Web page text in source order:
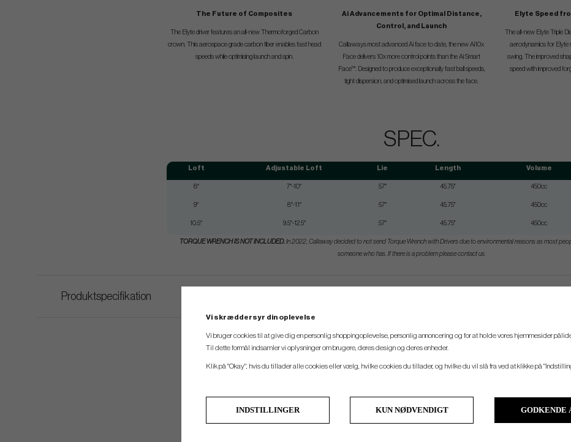
The Future of Composites
The Elyte driver features an all-new Thermoforged Carbon
crown. This aerospace grade carbon fiber enables fast head
speeds while optimising launch and spin.
Ai Advancements for Optimal Distance,
Control, and Launch
Callaways most advanced Ai face to date, the new Ai10x
Face delivers 10x more control points than the Ai Smart
Face™. Designed to produce exceptionally fast ball speeds,
tight dispersion, and optimised launch across the face.
Elyte Speed
The all-new Elyte Triple
aerodynamics for Elyte
swing. The improved
speed with improved
SPEC.
Loft Adjustable Loft Lie Length Volume
8° 7°-10° 57° 45.75" 450cc
9° 8°-11° 57° 45.75" 450cc
10.5° 9.5°-12.5° 57° 45.75" 450cc
TORQUE WRENCH IS NOT INCLUDED. In 2022, Callaway decided to not send Torque Wrench with Drivers due to environmental reasons as most
someone who has. If there is a problem please contact us.
Produktspecifikation
Vi skræddersyr din oplevelse
Vi bruger cookies til at give dig en personlig shoppingoplevelse, personlig annoncering og for at holde vores hjemmesider
Til dette formål indsamler vi oplysninger om brugere, deres design og deres enheder.
Klik på "Okay", hvis du tillader alle cookies eller vælg, hvilke cookies du tillader, og hvilke du vil slå fra ved at klikke på
INDSTILLINGER KUN NØDVENDIGT GODKENDE